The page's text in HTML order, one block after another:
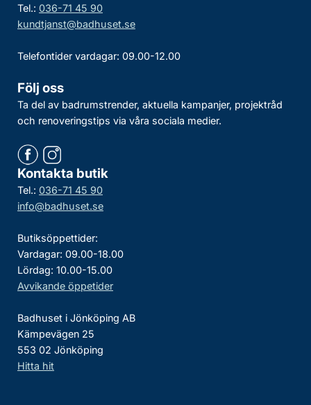
Tel.: 036-71 45 90
kundtjanst@badhuset.se
Telefontider vardagar: 09.00-12.00
Följ oss
Ta del av badrumstrender, aktuella kampanjer, projektråd
och renoveringstips via våra sociala medier.
Kontakta butik
Tel.: 036-71 45 90
info@badhuset.se
Butiksöppettider:
Vardagar: 09.00-18.00
Lördag: 10.00-15.00
Avvikande öppetider
Badhuset i Jönköping AB
Kämpevägen 25
553 02 Jönköping
Hitta hit